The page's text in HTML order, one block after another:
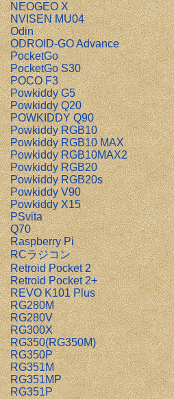
NEOGEO X
NVISEN MU04
Odin
ODROID-GO Advance
PocketGo
PocketGo S30
POCO F3
Powkiddy G5
Powkiddy Q20
POWKIDDY Q90
Powkiddy RGB10
Powkiddy RGB10 MAX
Powkiddy RGB10MAX2
Powkiddy RGB20
Powkiddy RGB20s
Powkiddy V90
Powkiddy X15
PSvita
Q70
Raspberry Pi
RCラジコン
Retroid Pocket 2
Retroid Pocket 2+
REVO K101 Plus
RG280M
RG280V
RG300X
RG350(RG350M)
RG350P
RG351M
RG351MP
RG351P